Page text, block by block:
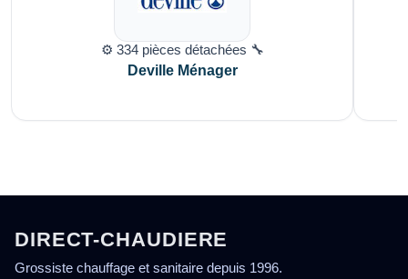
⚙️ 334 pièces détachées 🔧
Deville Ménager
DIRECT-CHAUDIERE
Grossiste chauffage et sanitaire depuis 1996.